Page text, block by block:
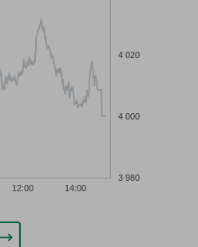
12:00 14:00
3 980
4 000
4 020